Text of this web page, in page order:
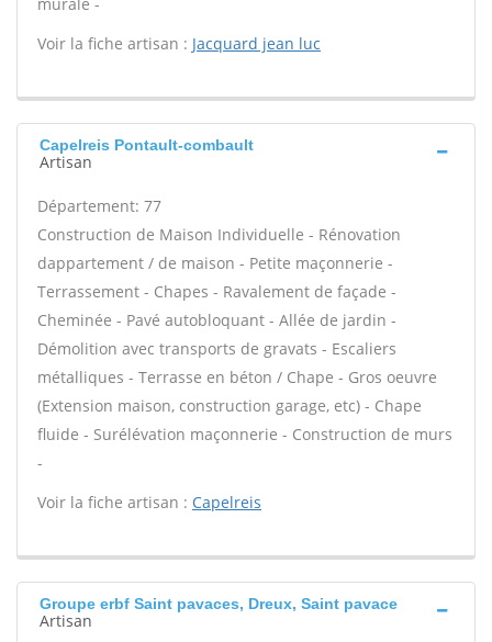
Voir la fiche artisan : Jacquard jean luc
Capelreis Pontault-combault
Artisan
Département: 77
Construction de Maison Individuelle - Rénovation
dappartement / de maison - Petite maçonnerie -
Terrassement - Chapes - Ravalement de façade -
Cheminée - Pavé autobloquant - Allée de jardin -
Démolition avec transports de gravats - Escaliers
métalliques - Terrasse en béton / Chape - Gros oeuvre
(Extension maison, construction garage, etc) - Chape
fluide - Surélévation maçonnerie - Construction de murs
-
Voir la fiche artisan : Capelreis
Groupe erbf Saint pavaces, Dreux, Saint pavace
Artisan